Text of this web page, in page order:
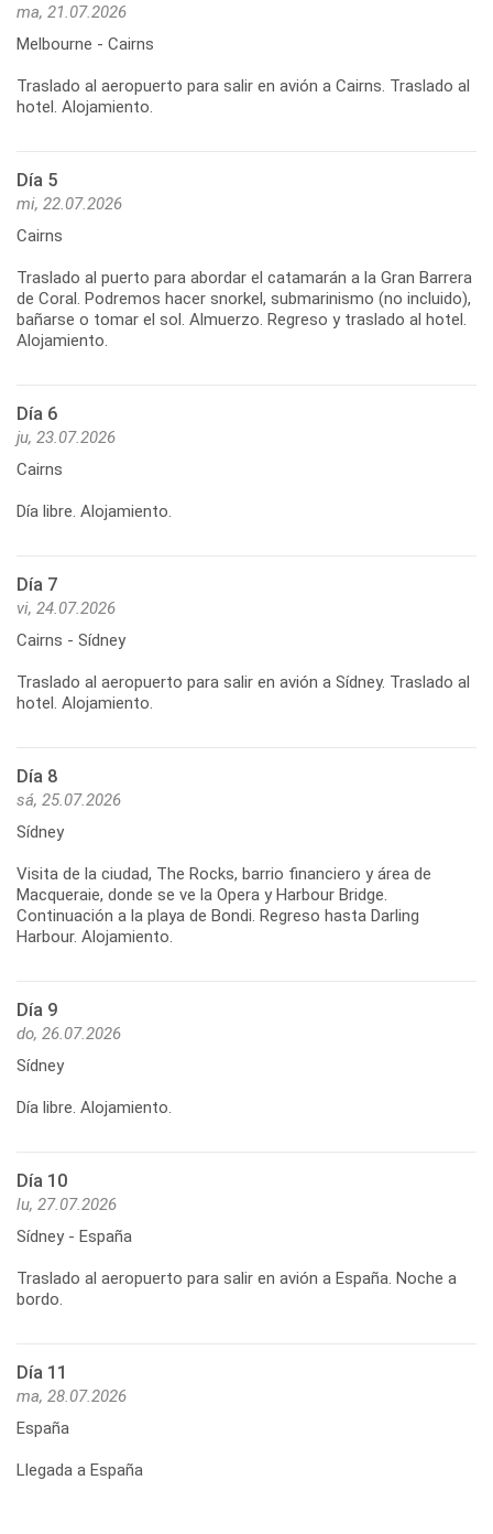
ma, 21.07.2026
Melbourne - Cairns
Traslado al aeropuerto para salir en avión a Cairns. Traslado al
Día 5
mi, 22.07.2026
Cairns
Traslado al puerto para abordar el catamarán a la Gran Barrera
de Coral. Podremos hacer snorkel, submarinismo (no incluido),
bañarse o tomar el sol. Almuerzo. Regreso y traslado al hotel.
Día 6
ju, 23.07.2026
Cairns
Día libre. Alojamiento.
Día 7
vi, 24.07.2026
Cairns - Sídney
Traslado al aeropuerto para salir en avión a Sídney. Traslado al
Día 8
sá, 25.07.2026
Sídney
Visita de la ciudad, The Rocks, barrio financiero y área de
Macqueraie, donde se ve la Opera y Harbour Bridge.
Continuación a la playa de Bondi. Regreso hasta Darling
Día 9
do, 26.07.2026
Sídney
Día libre. Alojamiento.
Día 10
lu, 27.07.2026
Sídney - España
Traslado al aeropuerto para salir en avión a España. Noche a
bordo.
Día 11
ma, 28.07.2026
España
Llegada a España